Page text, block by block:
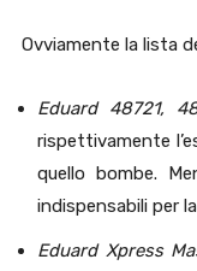
Ovviamente la lista
Eduard 48721,
rispettivamente
quello bombe.
indispensabili per
Eduard Xpress